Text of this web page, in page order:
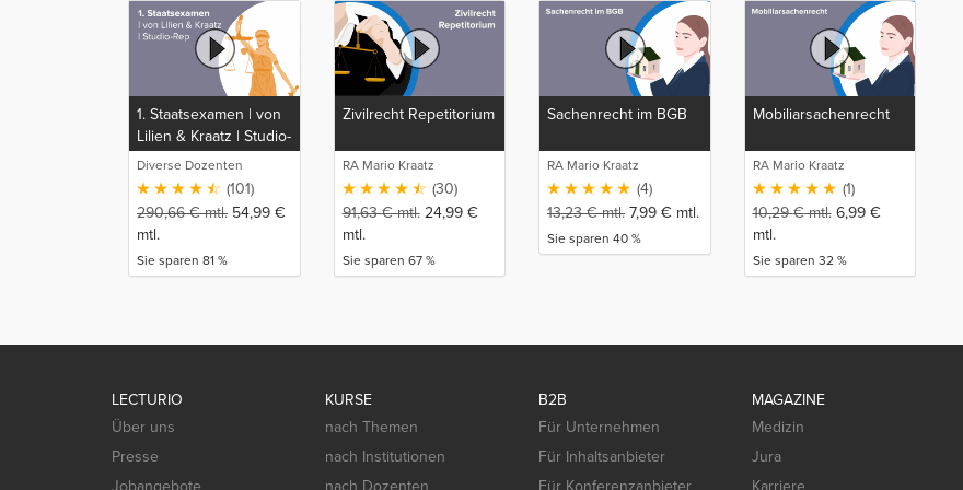
1. Staatsexamen | von
Lilien & Kraatz | Studio-
Rep
Diverse Dozenten
(101)
290,66€mtl. 54,99 €
mtl.
Sie sparen 81 %
Zivilrecht Repetitorium
RA Mario Kraatz
(30)
91,63€mtl. 24,99 €
mtl.
Sie sparen 67 %
Sachenrecht im BGB
RA Mario Kraatz
(4)
13,23€mtl. 7,99 € mtl.
Sie sparen 40 %
Mobiliarsachenrecht
RA Mario Kraatz
(1)
10,29€mtl. 6,99 €
mtl.
Sie sparen 32 %
LECTURIO
Über uns
Presse
KURSE
nach Themen
nach Institutionen
B2B
Für Unternehmen
Für Inhaltsanbieter
MAGAZINE
Medizin
Jura